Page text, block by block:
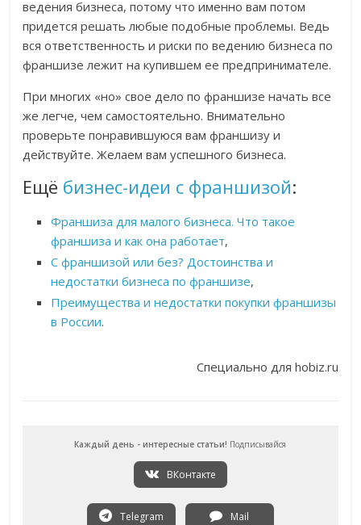
ведения бизнеса, потому что именно вам потом
придется решать любые подобные проблемы. Ведь
вся ответственность и риски по ведению бизнеса по
франшизе лежит на купившем ее предпринимателе.
При многих «но» свое дело по франшизе начать все
же легче, чем самостоятельно. Внимательно
проверьте понравившуюся вам франшизу и
действуйте. Желаем вам успешного бизнеса.
Ещё бизнес-идеи с франшизой:
Франшиза для малого бизнеса. Что такое
франшиза и как она работает,
С франшизой или без? Достоинства и
недостатки бизнеса по франшизе,
Преимущества и недостатки покупки франшизы
в России.
Специально для hobiz.ru
Каждый день - интересные статьи! Подписывайся
ВКонтакте
Telegram Mail